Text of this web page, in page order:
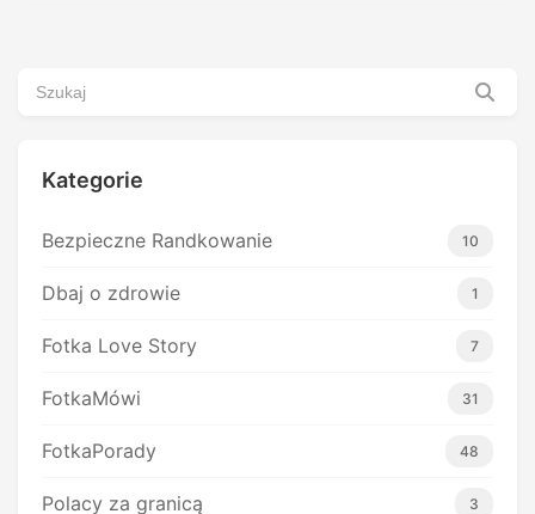
Kategorie
Bezpieczne Randkowanie 10
Dbaj o zdrowie 1
Fotka Love Story 7
FotkaMówi 31
FotkaPorady 48
Polacy za granicą 3